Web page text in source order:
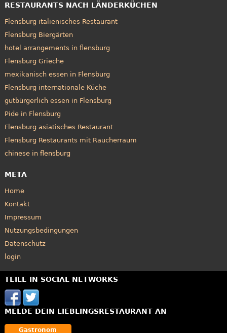
RESTAURANTS NACH LÄNDERKÜCHEN
Flensburg italienisches Restaurant
Flensburg Biergärten
hotel arrangements in flensburg
Flensburg Grieche
mexikanisch essen in Flensburg
Flensburg internationale Küche
gutbürgerlich essen in Flensburg
Pide in Flensburg
Flensburg asiatisches Restaurant
Flensburg Restaurants mit Raucherraum
chinese in flensburg
META
Home
Kontakt
Impressum
Nutzungsbedingungen
Datenschutz
login
TEILE IN SOCIAL NETWORKS
MELDE DEIN LIEBLINGSRESTAURANT AN
Gastronom